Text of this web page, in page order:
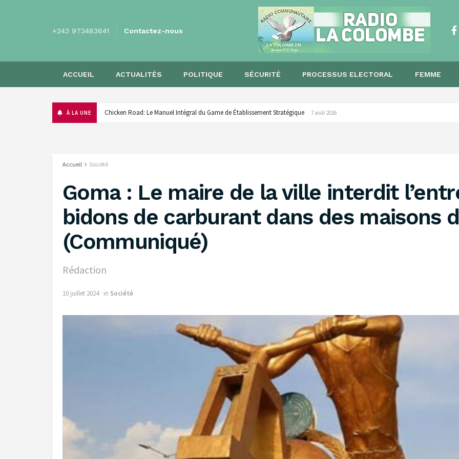
+243 973483641 Contactez-nous
ACCUEIL ACTUALITÉS POLITIQUE SÉCURITÉ PROCESSUS ELECTORAL FEMME
À LA UNE Poultry Path: The Calculated Gambling Game Changing Design Prediction 7 août 2026
Accueil Société
Goma : Le maire de la ville interdit
bidons de carburant dans des maisons
(Communiqué)
Rédaction
10 juillet 2024 in Société